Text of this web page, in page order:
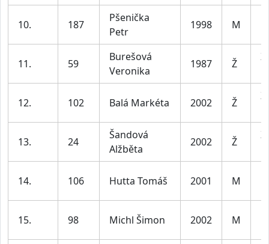
10. 187
Pšenička
Petr
1998 M
11. 59
Burešová
Veronika
1987 Ž
12. 102 Balá Markéta 2002 Ž
13. 24
Šandová
Alžběta
2002 Ž
14. 106 Hutta Tomáš 2001 M
15. 98 Michl Šimon 2002 M